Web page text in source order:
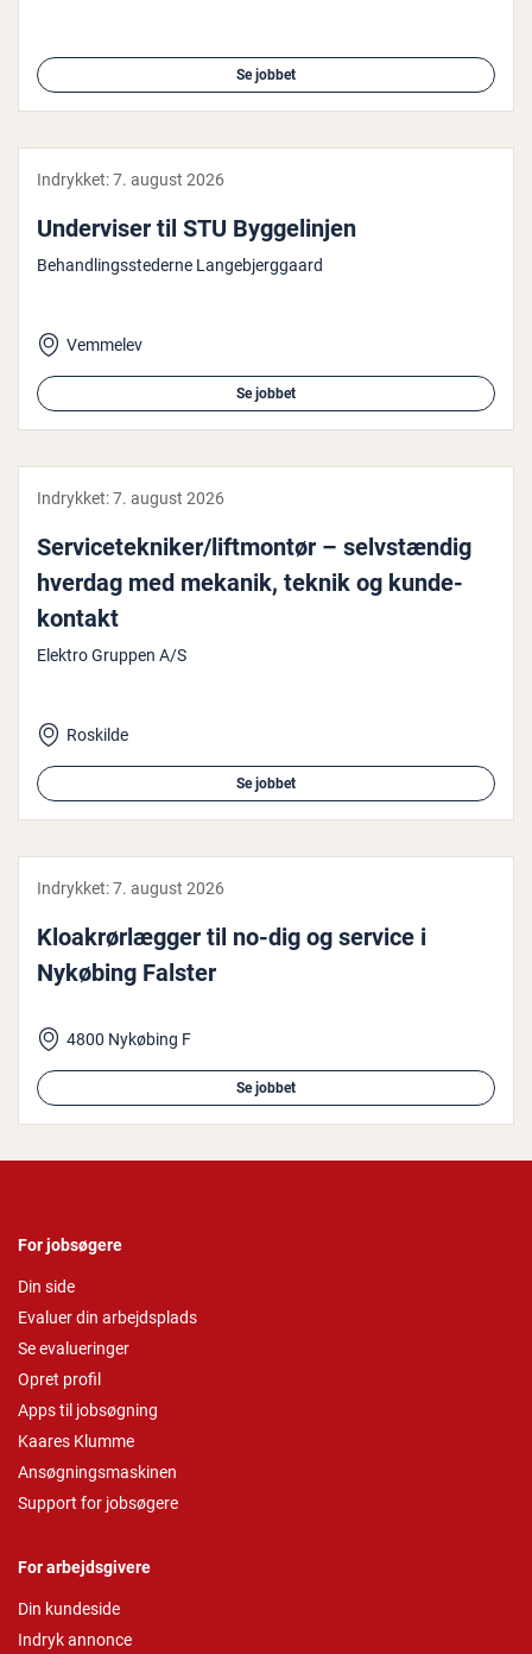
Se jobbet
Indrykket:7. august 2026
Un­der­vi­ser til STU Byg­ge­linj­en
Behandlingsstederne Langebjerggaard
Vemmelev
Se jobbet
Indrykket:7. august 2026
Ser­vi­ce­tek­ni­ker/lift­montør – selv­stæn­dig
hverdag med mekanik, teknik og kun­de­
kon­takt
Elektro Gruppen A/S
Roskilde
Se jobbet
Indrykket:7. august 2026
Klo­a­k­rør­læg­ger til no-dig og service i
Nykøbing Falster
4800 Nykøbing F
Se jobbet
For jobsøgere
Din side
Evaluer din arbejdsplads
Se evalueringer
Opret profil
Apps til jobsøgning
Kaares Klumme
Ansøgningsmaskinen
Support for jobsøgere
For arbejdsgivere
Din kundeside
Indryk annonce